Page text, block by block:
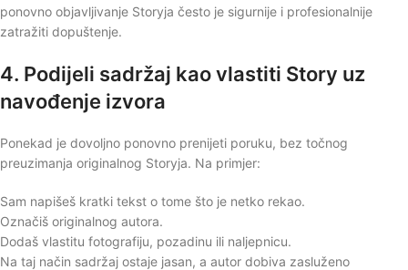
ponovno objavljivanje Storyja često je sigurnije i profesionalnije
zatražiti dopuštenje.
4. Podijeli sadržaj kao vlastiti Story uz
navođenje izvora
Ponekad je dovoljno ponovno prenijeti poruku, bez točnog
preuzimanja originalnog Storyja. Na primjer:
Sam napišeš kratki tekst o tome što je netko rekao.
Označiš originalnog autora.
Dodaš vlastitu fotografiju, pozadinu ili naljepnicu.
Na taj način sadržaj ostaje jasan, a autor dobiva zasluženo